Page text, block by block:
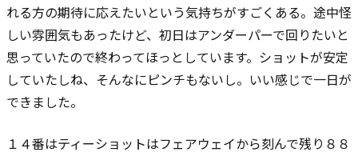
れる方の期待に応えたいという気持ちがすごくある。 途中怪
しい雰囲気もあったけど、初日はアンダーパーで回りたいと
思っていたので終わってほっとしています。 ショットが安定
していたしね、そんなにピンチもないし。いい感じで一日が
できました。
１４番はティーショットはフェアウェイから刻んで残り８８